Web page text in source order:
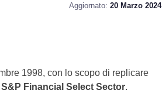
Aggiornato: 20 Marzo 2024
1998, con lo scopo di replicare
S&P Financial Select Sector.